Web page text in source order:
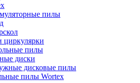
пилы
пилы
диски
дисковые пилы
пилы Wortex